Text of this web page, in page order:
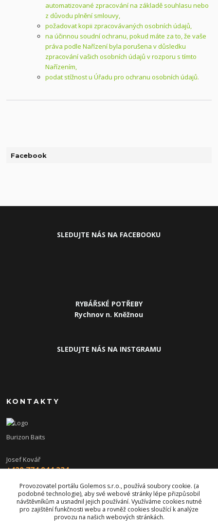
Facebook
automatizované zpracování na základě souhlasu nebo
z důvodu plnění smlouvy,
požadovat kopii zpracovávaných osobních údajů,
na účinnou soudní ochranu, pokud máte za to, že vaše
práva podle Nařízení byla porušena v důsledku
zpracování vašich osobních údajů v rozporu s tímto
Nařízením,
podat stížnost u Úřadu pro ochranu osobních údajů.
SLEDUJTE NÁS NA FACEBOOKU
RYBÁŘSKÉ POTŘEBY
Rychnov n. Kněžnou
SLEDUJTE NÁS NA INSTGRAMU
KONTAKTY
Burizon Baits
Josef Kovář
+420 774 944 234
burizon@burizonbaits.cz
Provozovatel portálu Golemos s.r.o., používá soubory cookie. (a
podobné technologie), aby své webové stránky lépe přizpůsobil
návštěvníkům a usnadnil jejich používání. Využíváme cookies nutné
pro zajištění funkčnosti webu a rovněž cookies sloužící k analýze
provozu na našich webových stránkách.